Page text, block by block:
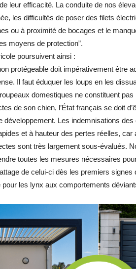
leur efficacité. La conduite de nos
les difficultés de poser des filets
ou à proximité de bocages et le
moyens de protection”.
poursuivent ainsi :
protégeable doit impérativement être
Il faut éduquer les loups en les
domestiques ne constituent
de son chien, l’État français se doit
développement. Les indemnisations
et à hauteur des pertes réelles, car
sont très largement sous-évalués.
toutes les mesures nécessaires
de celui-ci dès les premiers
pour les lynx aux comportements